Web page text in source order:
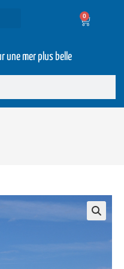
0
une mer plus belle